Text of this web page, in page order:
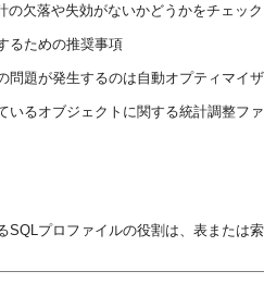
欠落や失効がないかどうかをチェッ
るための推奨事項
題が発生するのは自動オプティマイ
るオブジェクトに関する統計調整フ
プロファイルの役割は、表または